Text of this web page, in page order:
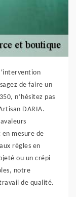
de faire un
n’hésitez pas
DARIA.
mesure de
règles en
ou un crépi
notre
de qualité.